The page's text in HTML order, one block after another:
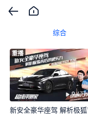
综合
重播
9.4万
新安全豪华座驾 解析极